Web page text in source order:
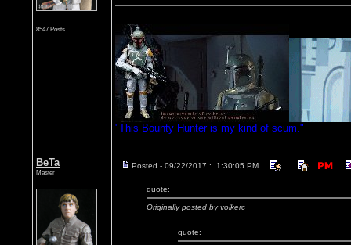
8547 Posts
"This Bounty Hunter is my kind of scum."
BeTa
Master
Posted - 09/22/2017 : 1:30:05 PM
quote:
Originally posted by volkerc
quote: